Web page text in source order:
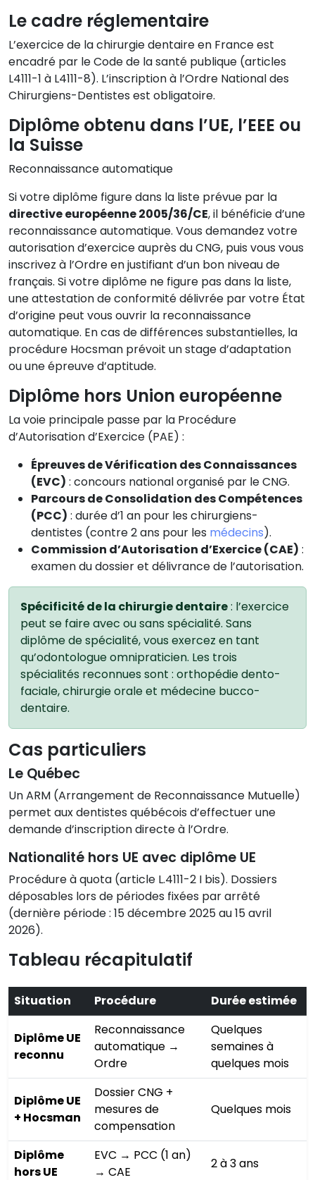
Le cadre réglementaire
L’exercice de la chirurgie dentaire en France est
encadré par le Code de la santé publique (articles
L4111-1 à L4111-8). L’inscription à l’Ordre National des
Chirurgiens-Dentistes est obligatoire.
Diplôme obtenu dans l’UE, l’EEE ou
la Suisse
Reconnaissance automatique
Si votre diplôme figure dans la liste prévue par la
directive européenne 2005/36/CE, il bénéficie d’une
reconnaissance automatique. Vous demandez votre
autorisation d’exercice auprès du CNG, puis vous vous
inscrivez à l’Ordre en justifiant d’un bon niveau de
français. Si votre diplôme ne figure pas dans la liste,
une attestation de conformité délivrée par votre État
d’origine peut vous ouvrir la reconnaissance
automatique. En cas de différences substantielles, la
procédure Hocsman prévoit un stage d’adaptation
ou une épreuve d’aptitude.
Diplôme hors Union européenne
La voie principale passe par la Procédure
d’Autorisation d’Exercice (PAE) :
Épreuves de Vérification des Connaissances
(EVC) : concours national organisé par le CNG.
Parcours de Consolidation des Compétences
(PCC) : durée d’1 an pour les chirurgiens-
dentistes (contre 2 ans pour les médecins).
Commission d’Autorisation d’Exercice (CAE) :
examen du dossier et délivrance de l’autorisation.
Spécificité de la chirurgie dentaire: l’exercice
peut se faire avec ou sans spécialité. Sans
diplôme de spécialité, vous exercez en tant
qu’odontologue omnipraticien. Les trois
spécialités reconnues sont : orthopédie dento-
faciale, chirurgie orale et médecine bucco-
dentaire.
Cas particuliers
Le Québec
Un ARM (Arrangement de Reconnaissance Mutuelle)
permet aux dentistes québécois d’effectuer une
demande d’inscription directe à l’Ordre.
Nationalité hors UE avec diplôme UE
Procédure à quota (article L.4111-2 I bis). Dossiers
déposables lors de périodes fixées par arrêté
(dernière période : 15 décembre 2025 au 15 avril
2026).
Tableau récapitulatif
Situation Procédure Durée estimée
Diplôme UE
reconnu
Reconnaissance
automatique →
Ordre
Quelques
semaines à
quelques mois
Diplôme UE
+ Hocsman
Dossier CNG +
mesures de
compensation
Quelques mois
Diplôme
hors UE
EVC → PCC (1 an)
→ CAE
2 à 3 ans